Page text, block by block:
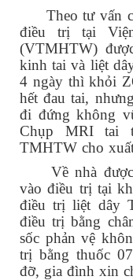
Theo tư vấn
điều trị tại
(VTMHTW)
kinh tai và liệt
4 ngày thì khỏi
hết đau tai,
đi đứng không
Chụp MRI tai
TMHTW cho
Về nhà được
vào điều trị tại
điều trị liệt dây
điều trị bằng
sốc phản vệ
trị bằng thuốc
đỡ, gia đình xin